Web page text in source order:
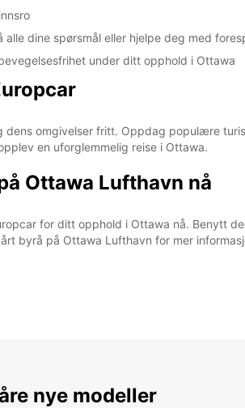
dine spørsmål eller hjelpe deg med
under ditt opphold i Ottawa
dens omgivelser fritt. Oppdag populære
en uforglemmelig reise i Ottawa.
Ottawa Lufthavn nå
for ditt opphold i Ottawa nå. Benytt
byrå på Ottawa Lufthavn for mer
nye modeller